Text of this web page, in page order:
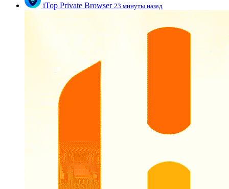
iTop Private Browser 23 минуты назад